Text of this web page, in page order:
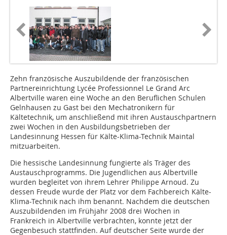
Zehn französische Auszubildende der französischen
Partnereinrichtung Lycée Professionnel Le Grand Arc
Albertville waren eine Woche an den Beruflichen Schulen
Gelnhausen zu Gast bei den Mechatronikern für
Kältetechnik, um anschließend mit ihren Austauschpartnern
zwei Wochen in den Ausbildungsbetrieben der
Landesinnung Hessen für Kälte-Klima-Technik Maintal
mitzuarbeiten.
Die hessische Landesinnung fungierte als Träger des
Austauschprogramms. Die Jugendlichen aus Albertville
wurden begleitet von ihrem Lehrer Philippe Arnoud. Zu
dessen Freude wurde der Platz vor dem Fachbereich Kälte-
Klima-Technik nach ihm benannt. Nachdem die deutschen
Auszubildenden im Frühjahr 2008 drei Wochen in
Frankreich in Albertville verbrachten, konnte jetzt der
Gegenbesuch stattfinden. Auf deutscher Seite wurde der